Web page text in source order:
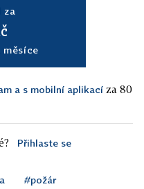
za
měsíce
a s mobilní aplikací za 80
Přihlaste se
#požár